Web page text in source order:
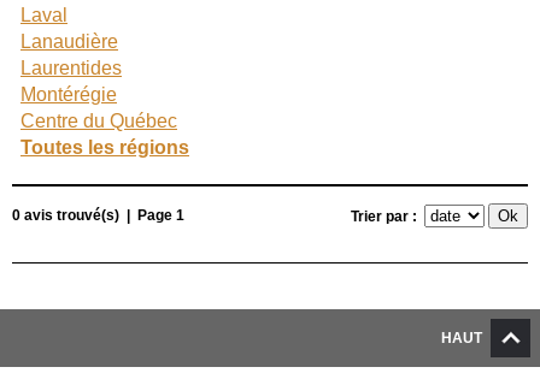
Laval
Lanaudière
Laurentides
Montérégie
Centre du Québec
Toutes les régions
0 avis trouvé(s) | Page 1 Trier par :
HAUT